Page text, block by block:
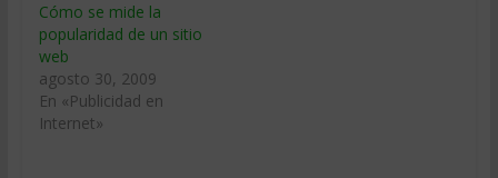
Cómo se mide la
popularidad de un sitio
web
agosto 30, 2009
En «Publicidad en
Internet»